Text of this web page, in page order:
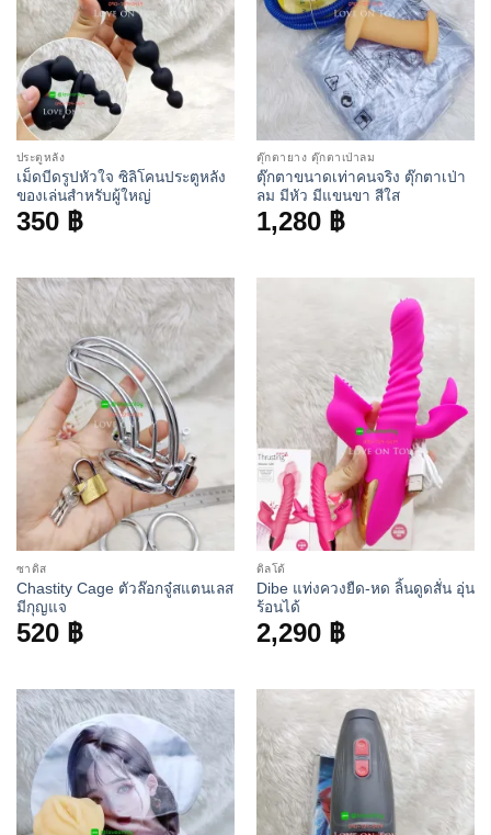
ประตูหลัง
เม็ดบีดรูปหัวใจ ซิลิโคนประตูหลัง
ของเล่นสำหรับผู้ใหญ่
350 ฿
ตุ๊กตายาง ตุ๊กตาเป่าลม
ตุ๊กตาขนาดเท่าคนจริง ตุ๊กตาเป่า
ลม มีหัว มีแขนขา สีใส
1,280 ฿
ซาดิส
Chastity Cage ตัวล๊อกจู๋สแตนเลส
มีกุญแจ
520 ฿
ดิลโด้
Dibe แท่งควงยืด-หด ลิ้นดูดสั่น อุ่น
ร้อนได้
2,290 ฿